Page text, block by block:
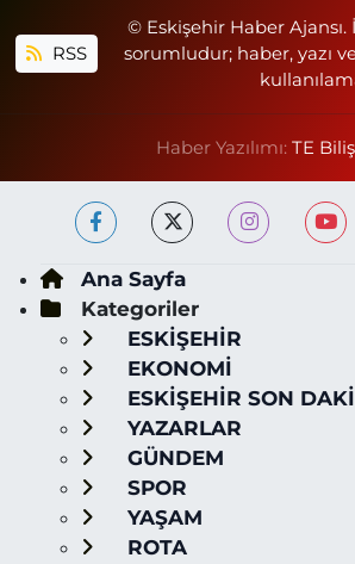
RSS
© Eskişehir Haber Ajansı.
sorumludur; haber, yazı
Haber Yazılımı: TE
Ana Sayfa
Kategoriler
ESKİŞEHİR
EKONOMİ
ESKİŞEHİR SON
YAZARLAR
GÜNDEM
SPOR
YAŞAM
ROTA